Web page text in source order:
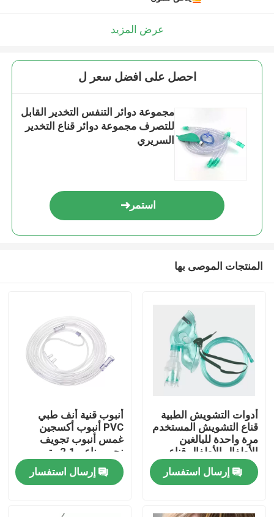
المنزل
عرض المزيد
احصل على افضل سعر ل
مجموعة دوائر التنفس التخدير القابل
للتصرف مجموعة دوائر قناع التخدير
السريري
استمر
المنتجات الموصى بها
أدوات التشويش الطبية
قناع التشويش المستخدم
مرة واحدة للبالغين
الأطفال الأطفال قناع
التشويش قناع التشويش
إرسال استفسار
أنبوب قنية أنف طبي
PVC أنبوب أكسجين
غمس أنبوب تجويف
نجمي ناعم 2.1 متر
إرسال استفسار